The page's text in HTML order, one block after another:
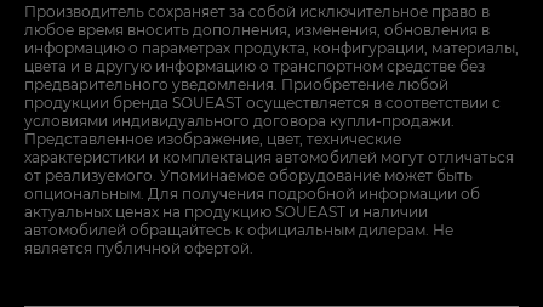
Производитель сохраняет за собой исключительное право в
любое время вносить дополнения, изменения, обновления в
информацию о параметрах продукта, конфигурации, материалы,
цвета и в другую информацию о транспортном средстве без
предварительного уведомления. Приобретение любой
продукции бренда SOUEAST осуществляется в соответствии с
условиями индивидуального договора купли-продажи.
Представленное изображение, цвет, технические
характеристики и комплектация автомобилей могут отличаться
от реализуемого. Упоминаемое оборудование может быть
опциональным. Для получения подробной информации об
актуальных ценах на продукцию SOUEAST и наличии
автомобилей обращайтесь к официальным дилерам. Не
является публичной офертой.